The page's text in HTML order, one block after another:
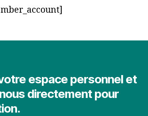
espace personnel et
directement pour